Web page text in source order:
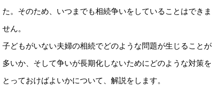
た。そのため、いつまでも相続争いをしていることはできま
せん。
子どもがいない夫婦の相続でどのような問題が生じることが
多いか、そして争いが長期化しないためにどのような対策を
とっておけばよいかについて、解説をします。